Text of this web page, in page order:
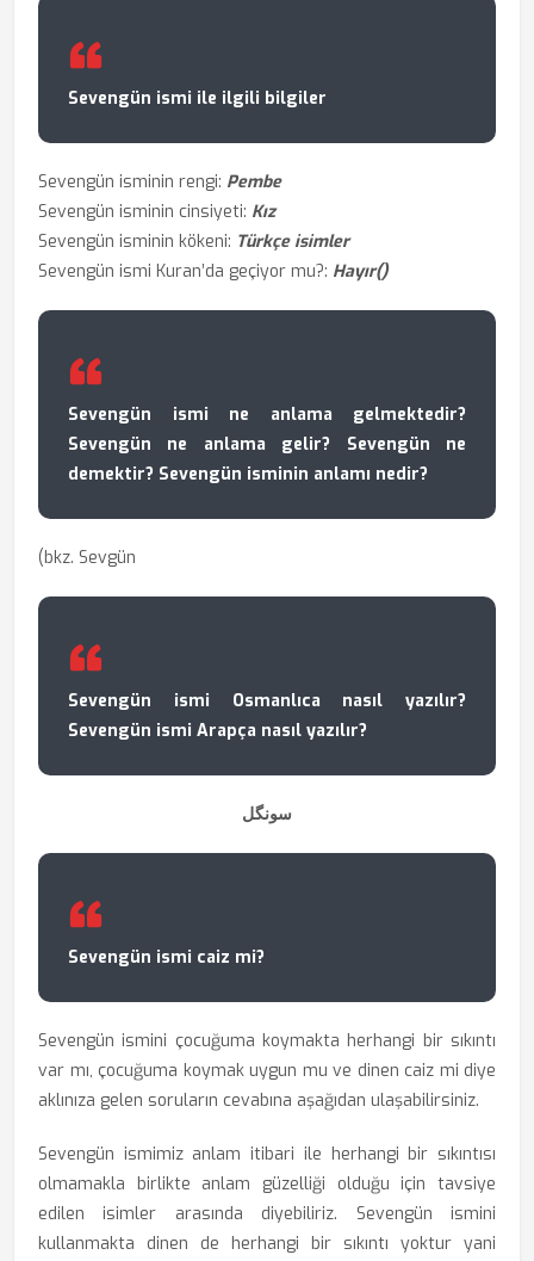
Sevengün ismi ile ilgili bilgiler
Sevengün isminin rengi: Pembe
Sevengün isminin cinsiyeti: Kız
Sevengün isminin kökeni: Türkçe isimler
Sevengün ismi Kuran’da geçiyor mu?: Hayır()
Sevengün ismi ne anlama gelmektedir?
Sevengün ne anlama gelir? Sevengün ne
demektir? Sevengün isminin anlamı nedir?
(bkz. Sevgün
Sevengün ismi Osmanlıca nasıl yazılır?
Sevengün ismi Arapça nasıl yazılır?
سونگل
Sevengün ismi caiz mi?
Sevengün ismini çocuğuma koymakta herhangi bir sıkıntı
var mı, çocuğuma koymak uygun mu ve dinen caiz mi diye
aklınıza gelen soruların cevabına aşağıdan ulaşabilirsiniz.
Sevengün ismimiz anlam itibari ile herhangi bir sıkıntısı
olmamakla birlikte anlam güzelliği olduğu için tavsiye
edilen isimler arasında diyebiliriz. Sevengün ismini
kullanmakta dinen de herhangi bir sıkıntı yoktur yani